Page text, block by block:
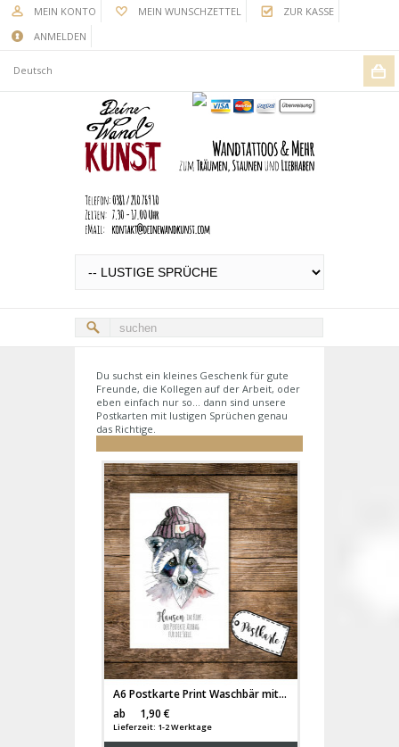
MEIN KONTO MEIN WUNSCHZETTEL
ZUR KASSE
ANMELDEN
Deutsch
Du suchst ein kleines Geschenk für gute
Freunde, die Kollegen auf der Arbeit, oder
eben einfach nur so... dann sind unsere
Postkarten mit lustigen Sprüchen genau
das Richtige.
A6 Postkarte Print Waschbär mit Spruch Flausen im Kopf pk04
ab
1,90 €
Lieferzeit: 1-2 Werktage